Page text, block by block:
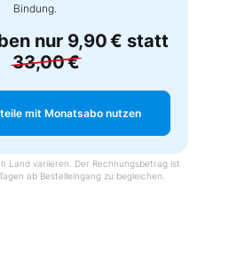
Bindung.
nur 9,90 € statt
33,00 €
mit Monatsabo nutzen
Land variieren. Der Rechnungsbetrag ist
ab Bestelleingang zu begleichen.